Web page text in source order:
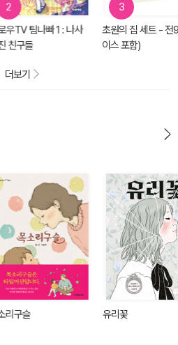
2
우TV 팀나빠 1 : 나사
친구들
3
초원의 집 세트 - 전
이스 포함)
더보기
리구슬 유리꽃